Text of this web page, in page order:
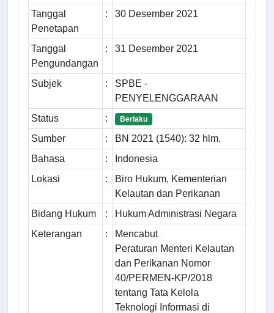
Tanggal
Penetapan
: 30 Desember 2021
Tanggal
Pengundangan
: 31 Desember 2021
Subjek :
SPBE -
PENYELENGGARAAN
Status
: Berlaku
Sumber :
BN 2021 (1540): 32 hlm.
Bahasa
:
Indonesia
Lokasi
:
Biro Hukum, Kementerian
Kelautan dan Perikanan
Bidang Hukum
:
Hukum Administrasi Negara
Keterangan
:
Mencabut
Peraturan Menteri Kelautan
dan Perikanan Nomor
40/PERMEN-KP/2018
tentang Tata Kelola
Teknologi Informasi di